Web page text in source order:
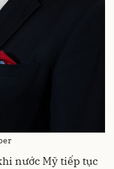
nước Mỹ tiếp tục